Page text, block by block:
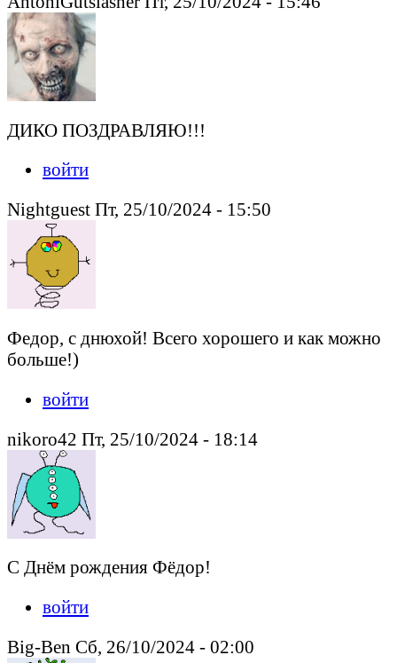
ДИКО ПОЗДРАВЛЯЮ!!!
войти
Nightguest Пт, 25/10/2024 - 15:50
Федор, с днюхой! Всего хорошего и как можно
больше!)
войти
nikoro42 Пт, 25/10/2024 - 18:14
С Днём рождения Фёдор!
войти
Big-Ben Сб, 26/10/2024 - 02:00